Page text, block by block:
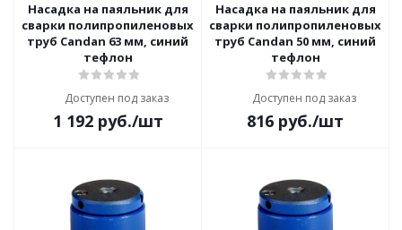
Насадка на паяльник для
сварки полипропиленовых
труб Candan 63 мм, синий
тефлон
Доступен под заказ
1 192руб./шт
Насадка на паяльник для
сварки полипропиленовых
труб Candan 50 мм, синий
тефлон
Доступен под заказ
816 руб./шт